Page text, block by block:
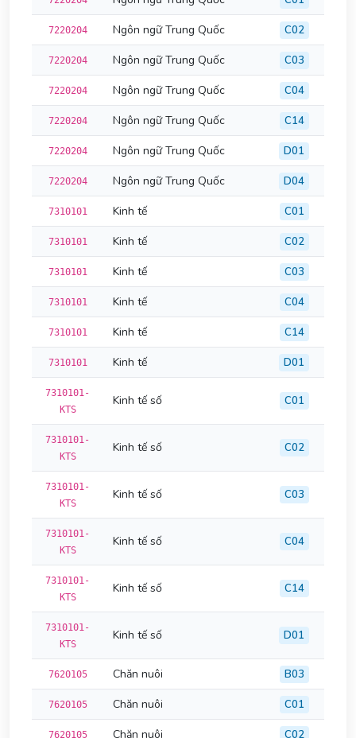
7220204 Ngôn ngữ Trung Quốc C02
7220204 Ngôn ngữ Trung Quốc C03
7220204 Ngôn ngữ Trung Quốc C04
7220204 Ngôn ngữ Trung Quốc C14
7220204 Ngôn ngữ Trung Quốc D01
7220204 Ngôn ngữ Trung Quốc D04
7310101 Kinh tế C01
7310101 Kinh tế C02
7310101 Kinh tế C03
7310101 Kinh tế C04
7310101 Kinh tế C14
7310101 Kinh tế D01
7310101-
KTS
Kinh tế số C01
7310101-
KTS
Kinh tế số C02
7310101-
KTS
Kinh tế số C03
7310101-
KTS
Kinh tế số C04
7310101-
KTS
Kinh tế số C14
7310101-
KTS
Kinh tế số D01
7620105 Chăn nuôi B03
7620105 Chăn nuôi C01
7620105 Chăn nuôi C02